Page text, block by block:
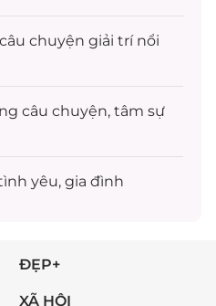
chuyện giải trínổi
câu chuyện, tâm sự
yêu, gia đình
ĐẸP+
XÃ HỘI